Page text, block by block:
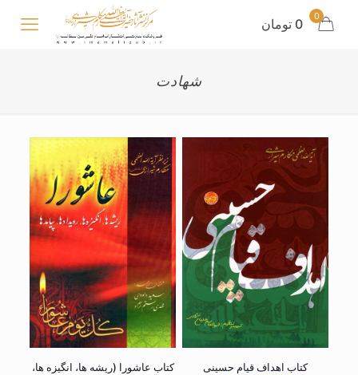
0 0 تومان
شهادت
کتاب اهداف قیام حسینی
کتاب عاشورا (ریشه ها، انگیزه ها،